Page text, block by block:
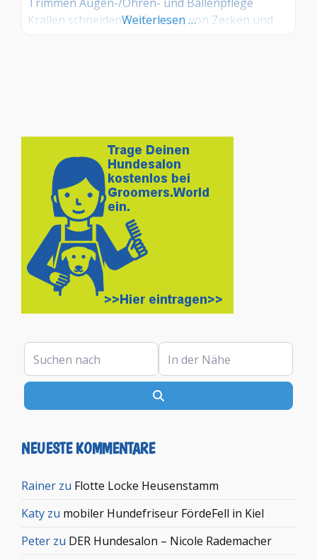
Krallen schneiden Entfernung von Zecken und
Weiterlesen …
Suchen nach In der Nähe
NEUESTE KOMMENTARE
Rainer zu Flotte Locke Heusenstamm
Katy zu mobiler Hundefriseur FördeFell in Kiel
Peter zu DER Hundesalon – Nicole Rademacher